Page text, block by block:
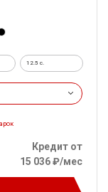
12.5 c.
Кредит от
15 036 ₽/мес